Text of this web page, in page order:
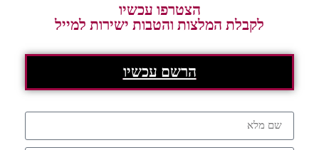
הצטרפו עכשיו
לקבלת המלצות והטבות ישירות למייל
הרשם עכשיו